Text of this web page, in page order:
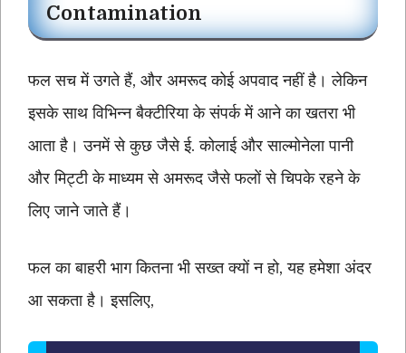
Contamination
फल सच में उगते हैं, और अमरूद कोई अपवाद नहीं है। लेकिन
इसके साथ विभिन्न बैक्टीरिया के संपर्क में आने का खतरा भी
आता है। उनमें से कुछ जैसे ई. कोलाई और साल्मोनेला पानी
और मिट्टी के माध्यम से अमरूद जैसे फलों से चिपके रहने के
लिए जाने जाते हैं।
फल का बाहरी भाग कितना भी सख्त क्यों न हो, यह हमेशा अंदर
आ सकता है। इसलिए,